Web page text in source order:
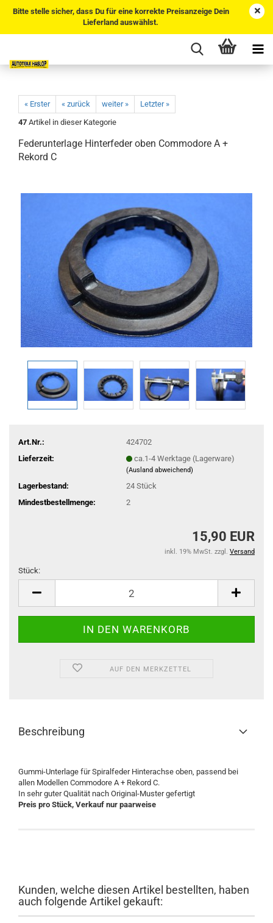
Bitte stelle sicher, dass Du für eine korrekte Preisanzeige Dein
Lieferland auswählst.
« Erster « zurück weiter »
Letzter »
47 Artikel in dieser Kategorie
Federunterlage Hinterfeder oben Commodore A +
Rekord C
Art.Nr.:
424702
Lieferzeit:
ca.1-4 Werktage (Lagerware)
(Ausland abweichend)
Lagerbestand: 24 Stück
Mindestbestellmenge:
2
15,90 EUR
inkl. 19% MwSt. zzgl. Versand
Stück:
AUF DEN MERKZETTEL
Beschreibung
Gummi-Unterlage für Spiralfeder Hinterachse oben, passend bei
allen Modellen Commodore A + Rekord C.
In sehr guter Qualität nach Original-Muster gefertigt
Preis pro Stück, Verkauf nur paarweise
Kunden, welche diesen Artikel bestellten, haben
auch folgende Artikel gekauft: